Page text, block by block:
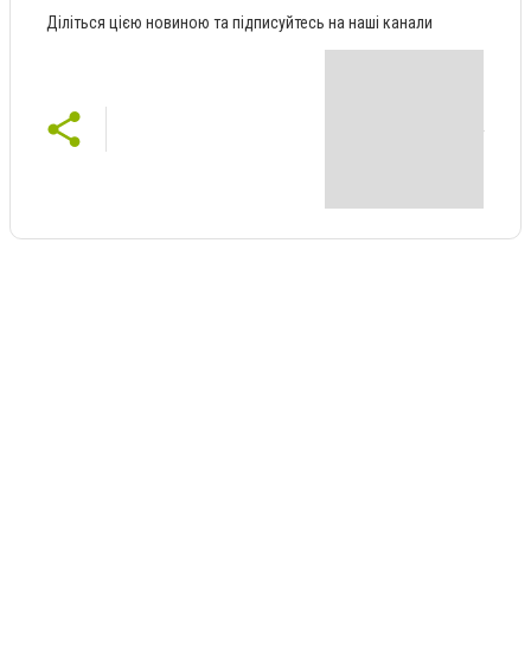
Діліться цією новиною та підписуйтесь на наші канали